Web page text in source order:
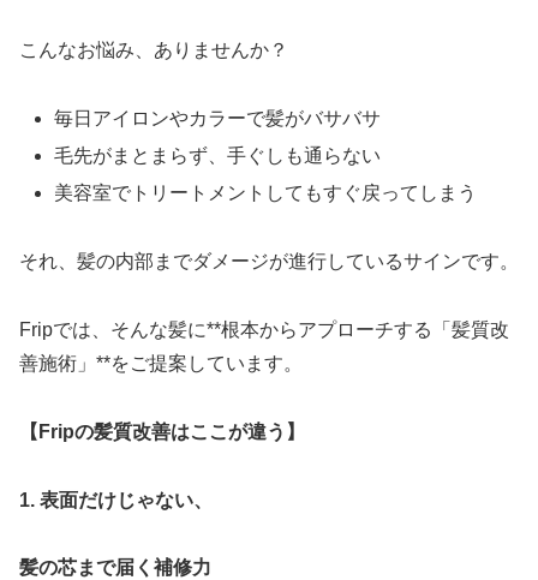
こんなお悩み、ありませんか？
毎日アイロンやカラーで髪がバサバサ
毛先がまとまらず、手ぐしも通らない
美容室でトリートメントしてもすぐ戻ってしまう
それ、髪の内部までダメージが進行しているサインです。
Fripでは、そんな髪に**根本からアプローチする「髪質改
善施術」**をご提案しています。
【Fripの髪質改善はここが違う】
1. 表面だけじゃない、
髪の芯まで届く補修力